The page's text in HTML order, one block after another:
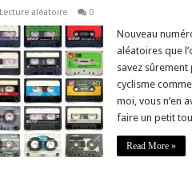
Lecture aléatoire 0
Nouveau
aléatoires que
savez sûrement
cyclisme
moi, vous n’en
faire un petit
Read More »